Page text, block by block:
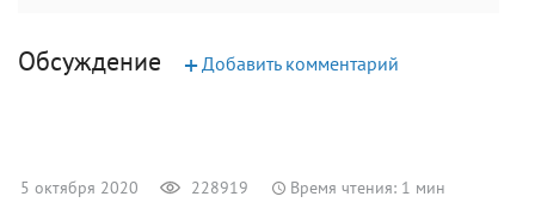
Обсуждение +Добавить комментарий
5 октября 2020 228919 Время чтения: 1 мин